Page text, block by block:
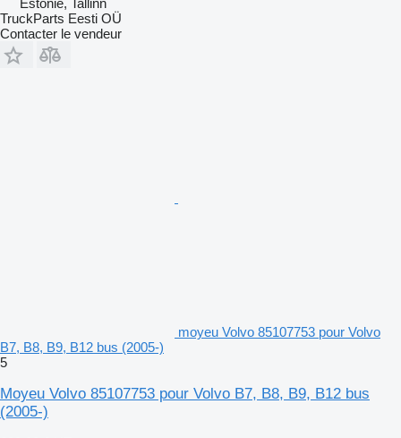
TruckParts Eesti OÜ
Contacter le vendeur
moyeu Volvo 85107753 pour Volvo
B7, B8, B9, B12 bus (2005-)
5
Moyeu Volvo 85107753 pour Volvo B7, B8, B9, B12 bus
(2005-)